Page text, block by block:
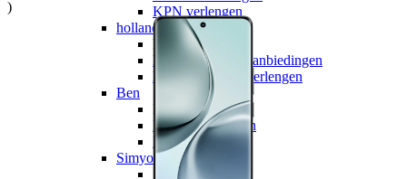
KPN verlengen
hollandsnieuwe
hollandsnieuwe
hollandsnieuwe aanbiedingen
hollandsnieuwe verlengen
Ben
Ben
Ben aanbiedingen
Ben verlengen
Simyo
Simyo
)